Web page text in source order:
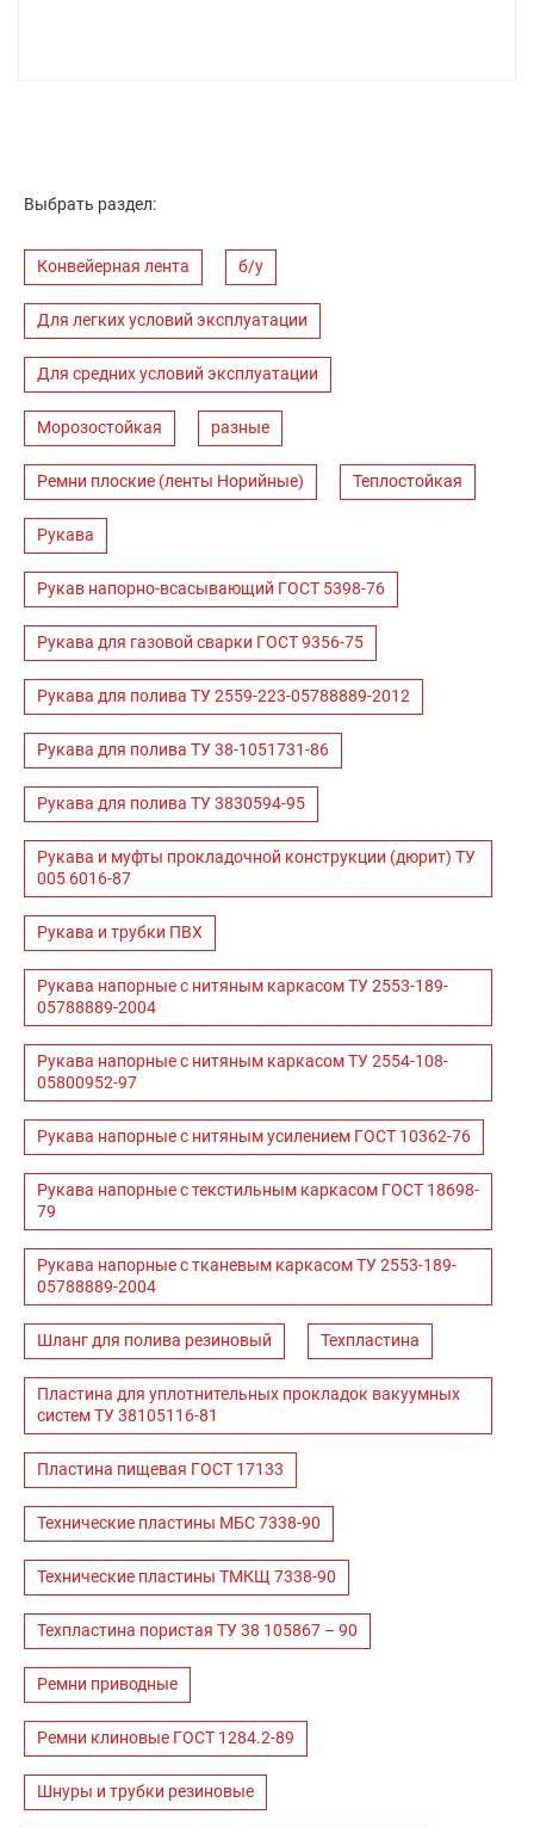
Выбрать раздел:
Конвейерная лента б/у
Для легких условий эксплуатации
Для средних условий эксплуатации
Морозостойкая разные
Ремни плоские (ленты Норийные) Теплостойкая
Рукава
Рукав напорно-всасывающий ГОСТ 5398-76
Рукава для газовой сварки ГОСТ 9356-75
Рукава для полива ТУ 2559-223-05788889-2012
Рукава для полива ТУ 38-1051731-86
Рукава для полива ТУ 3830594-95
Рукава и муфты прокладочной конструкции (дюрит) ТУ
005 6016-87
Рукава и трубки ПВХ
Рукава напорные с нитяным каркасом ТУ 2553-189-
05788889-2004
Рукава напорные с нитяным каркасом ТУ 2554-108-
05800952-97
Рукава напорные с нитяным усилением ГОСТ 10362-76
Рукава напорные с текстильным каркасом ГОСТ 18698-
79
Рукава напорные с тканевым каркасом ТУ 2553-189-
05788889-2004
Шланг для полива резиновый Техпластина
Пластина для уплотнительных прокладок вакуумных
систем ТУ 38105116-81
Пластина пищевая ГОСТ 17133
Технические пластины МБС 7338-90
Технические пластины ТМКЩ 7338-90
Техпластина пористая ТУ 38 105867 – 90
Ремни приводные
Ремни клиновые ГОСТ 1284.2-89
Шнуры и трубки резиновые